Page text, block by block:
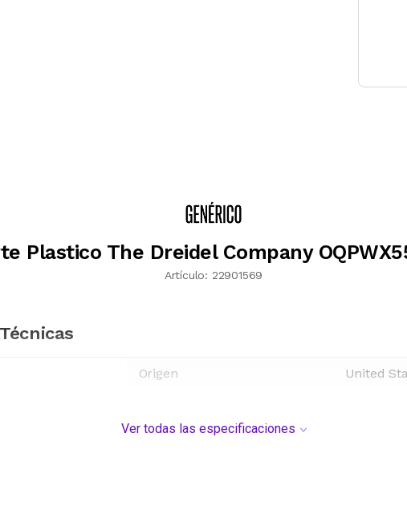
Plastico The Dreidel Company
Artículo: 22901569
Origen United
Ver todas las especificaciones